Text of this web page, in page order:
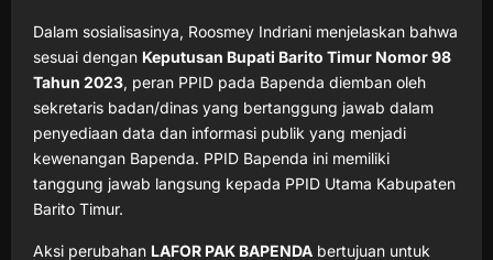
Dalam sosialisasinya, Roosmey Indriani menjelaskan bahwa
sesuai dengan Keputusan Bupati Barito Timur Nomor 98
Tahun 2023, peran PPID pada Bapenda diemban oleh
sekretaris badan/dinas yang bertanggung jawab dalam
penyediaan data dan informasi publik yang menjadi
kewenangan Bapenda. PPID Bapenda ini memiliki
tanggung jawab langsung kepada PPID Utama Kabupaten
Barito Timur.
Aksi perubahan LAFOR PAK BAPENDA bertujuan untuk